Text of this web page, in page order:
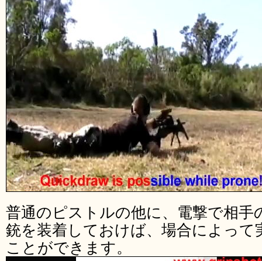
普通のピストルの他に、電撃で相手
銃を装着しておけば、場合によって
ことができます。